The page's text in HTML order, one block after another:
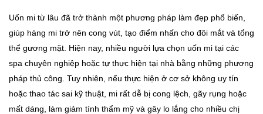
Uốn mi từ lâu đã trở thành một phương pháp làm đẹp phổ biến,
giúp hàng mi trở nên cong vút, tạo điểm nhấn cho đôi mắt và tổng
thể gương mặt. Hiện nay, nhiều người lựa chọn uốn mi tại các
spa chuyên nghiệp hoặc tự thực hiện tại nhà bằng những phương
pháp thủ công. Tuy nhiên, nếu thực hiện ở cơ sở không uy tín
hoặc thao tác sai kỹ thuật, mi rất dễ bị cong lệch, gãy rụng hoặc
mất dáng, làm giảm tính thẩm mỹ và gây lo lắng cho nhiều chị